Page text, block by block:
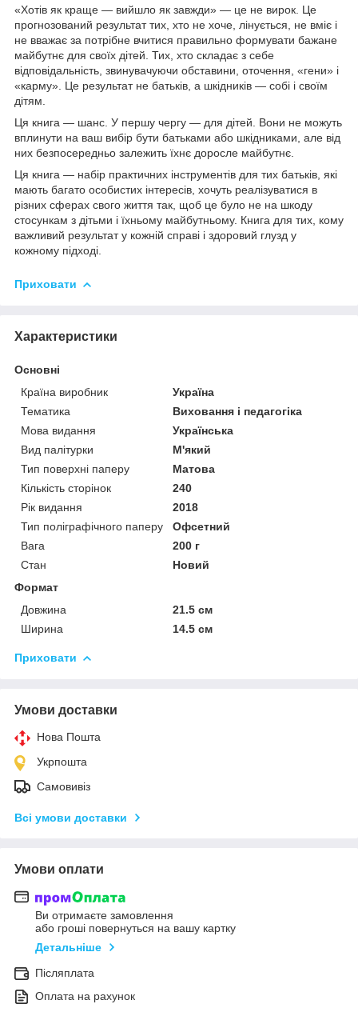
«Хотів як краще — вийшло як завжди» — це не вирок. Це
прогнозований результат тих, хто не хоче, лінується, не вміє і
не вважає за потрібне вчитися правильно формувати бажане
майбутнє для своїх дітей. Тих, хто складає з себе
відповідальність, звинувачуючи обставини, оточення, «гени» і
«карму». Це результат не батьків, а шкідників — собі і своїм
дітям.
Ця книга — шанс. У першу чергу — для дітей. Вони не можуть
вплинути на ваш вибір бути батьками або шкідниками, але від
них безпосередньо залежить їхнє доросле майбутнє.
Ця книга — набір практичних інструментів для тих батьків, які
мають багато особистих інтересів, хочуть реалізуватися в
різних сферах свого життя так, щоб це було не на шкоду
стосункам з дітьми і їхньому майбутньому. Книга для тих, кому
важливий результат у кожній справі і здоровий глузд у
кожному підході.
Приховати
Характеристики
Основні
Країна виробник
Україна
Тематика
Виховання і педагогіка
Мова видання
Українська
Вид палітурки
М'який
Тип поверхні паперу
Матова
Кількість сторінок
240
Рік видання
2018
Тип поліграфічного паперу
Офсетний
Вага
200 г
Стан
Новий
Формат
Довжина
21.5 см
Ширина
14.5 см
Приховати
Умови доставки
Нова Пошта
Укрпошта
Самовивіз
Всі умови доставки
Умови оплати
Ви отримаєте замовлення
або гроші повернуться на вашу картку
Детальніше
Післяплата
Оплата на рахунок